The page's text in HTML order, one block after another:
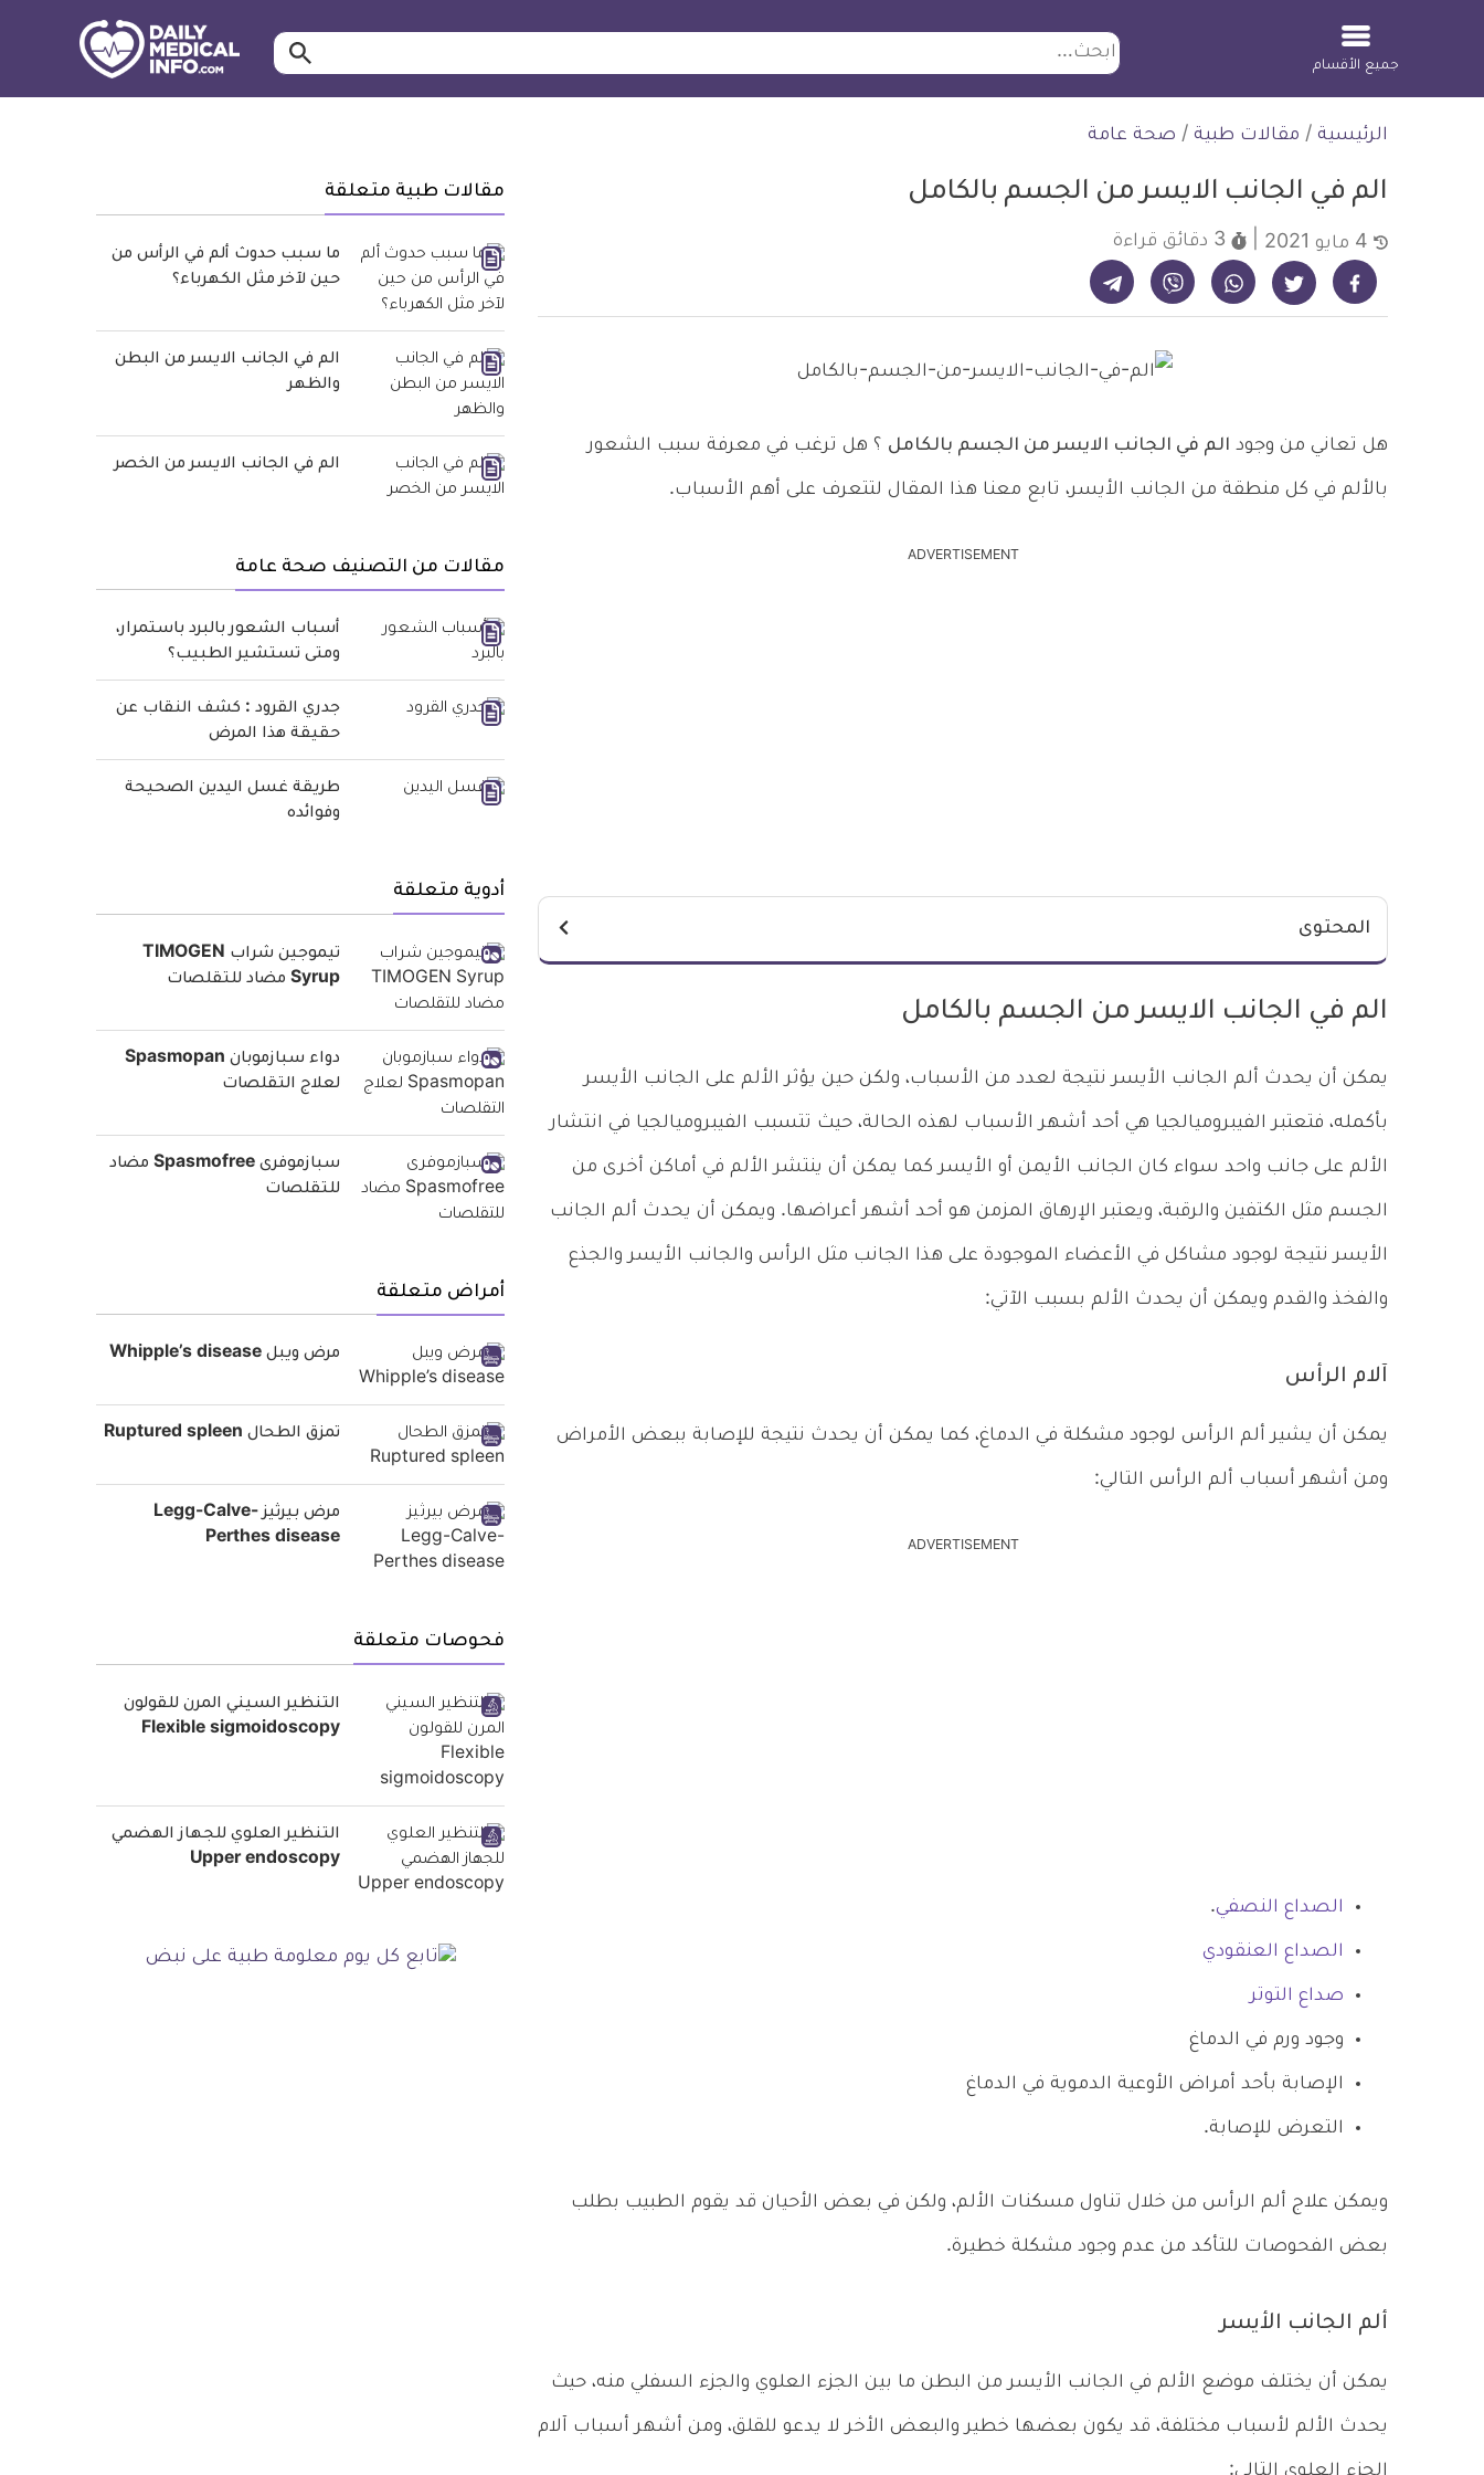
ابحث ابحث…
جميع الأقسام
الرئيسية / مقالات طبية / صحة عامة
الم في الجانب الايسر من الجسم بالكامل
3 دقائق قراءة
شارك على فيسبوك - ديلي ميديكال انفو شارك على تويتر - ديلي ميديكال انفو شارك على واتساب - ديلي ميديكال انفو شارك على فايبر - ديلي ميديكال انفو شارك على تيليجرام - ديلي ميديكال انفو
هل تعاني من وجود الم في الجانب الايسر من الجسم بالكامل ؟ هل ترغب في معرفة سبب الشعور
بالألم في كل منطقة من الجانب الأيسر، تابع معنا هذا المقال لتتعرف على أهم الأسباب.
ADVERTISEMENT
المحتوى
الم في الجانب الايسر من الجسم بالكامل
يمكن أن يحدث ألم الجانب الأيسر نتيجة لعدد من الأسباب، ولكن حين يؤثر الألم على الجانب الأيسر
بأكمله، فتعتبر الفيبروميالجيا هي أحد أشهر الأسباب لهذه الحالة، حيث تتسبب الفيبروميالجيا في انتشار
الألم على جانب واحد سواء كان الجانب الأيمن أو الأيسر كما يمكن أن ينتشر الألم في أماكن أخرى من
الجسم مثل الكتفين والرقبة، ويعتبر الإرهاق المزمن هو أحد أشهر أعراضها. ويمكن أن يحدث ألم الجانب
الأيسر نتيجة لوجود مشاكل في الأعضاء الموجودة على هذا الجانب مثل الرأس والجانب الأيسر والجذع
والفخذ والقدم ويمكن أن يحدث الألم بسبب الآتي:
آلام الرأس
يمكن أن يشير ألم الرأس لوجود مشكلة في الدماغ، كما يمكن أن يحدث نتيجة للإصابة ببعض الأمراض
ومن أشهر أسباب ألم الرأس التالي:
ADVERTISEMENT
الصداع النصفي.
الصداع العنقودي
صداع التوتر
وجود ورم في الدماغ
الإصابة بأحد أمراض الأوعية الدموية في الدماغ
التعرض للإصابة.
ويمكن علاج ألم الرأس من خلال تناول مسكنات الألم، ولكن في بعض الأحيان قد يقوم الطبيب بطلب
بعض الفحوصات للتأكد من عدم وجود مشكلة خطيرة.
ألم الجانب الأيسر
يمكن أن يختلف موضع الألم في الجانب الأيسر من البطن ما بين الجزء العلوي والجزء السفلي منه، حيث
يحدث الألم لأسباب مختلفة، قد يكون بعضها خطير والبعض الأخر لا يدعو للقلق، ومن أشهر أسباب آلام
مقالات طبية متعلقة
ما سبب حدوث ألم في الرأس من
حين لآخر مثل الكهرباء؟
الم في الجانب الايسر من البطن
والظهر
الم في الجانب الايسر من الخصر
مقالات من التصنيف صحة عامة
أسباب الشعور بالبرد باستمرار،
ومتى تستشير الطبيب؟
جدري القرود : كشف النقاب عن
حقيقة هذا المرض
طريقة غسل اليدين الصحيحة
وفوائده
أدوية متعلقة
تيموجين شراب TIMOGEN
Syrup مضاد للتقلصات
دواء سبازموبان Spasmopan
لعلاج التقلصات
سبازموفرى Spasmofree مضاد
للتقلصات
أمراض متعلقة
مرض ويبل Whipple’s disease
تمزق الطحال Ruptured spleen
مرض بيرثيز Legg-Calve-
Perthes disease
فحوصات متعلقة
التنظير السيني المرن للقولون
Flexible sigmoidoscopy
التنظير العلوي للجهاز الهضمي
Upper endoscopy